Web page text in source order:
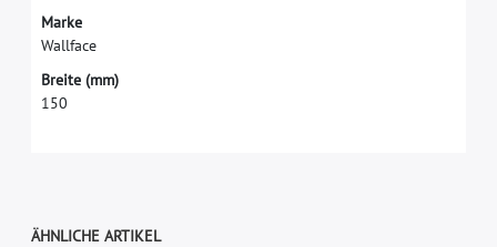
Marke
Wallface
Breite (mm)
150
ÄHNLICHE ARTIKEL